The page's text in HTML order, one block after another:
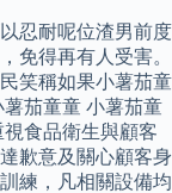
忍耐呢位渣男前度
免得再有人受害。
笑稱如果小薯茄童
茄童童 小薯茄童
食品衛生與顧客
歉意及關心顧客身
練，凡相關設備均